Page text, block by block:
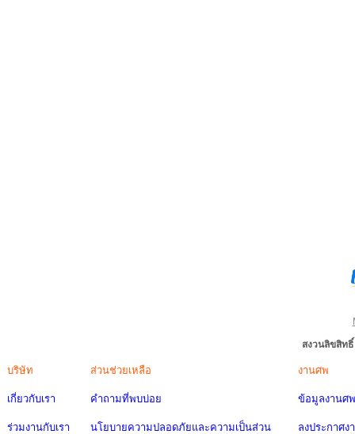
สงวนลิขสิท
บริษัท
เกี่ยวกับเรา
ร่วมงานกับเรา
ส่วนช่วยเหลือ
คำถามที่พบบ่อย
นโยบายความปลอดภัยและความเป็นส่วน
งานศพ
ข้อมูลงานศพ
ลงประกาศง